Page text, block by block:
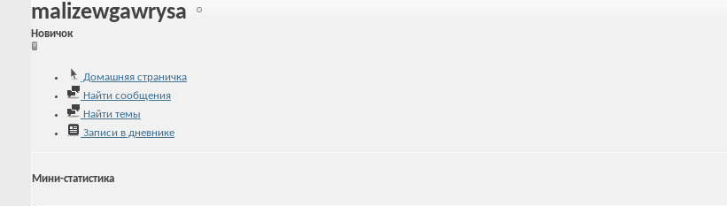
malizewgawrysa
Новичок
Домашняя страничка
Найти сообщения
Найти темы
Записи в дневнике
Мини-статистика